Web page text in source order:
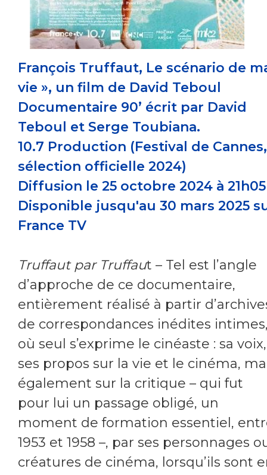
François Truffaut, Le scénario de
vie », un film de David Teboul
Documentaire 90’ écrit par David
Teboul et Serge Toubiana.
10.7 Production (Festival de Cannes,
sélection officielle 2024)
Diffusion le 25 octobre 2024 à 21h05
Disponible jusqu'au 30 mars 2025
France TV
Truffaut par Truffaut – Tel est l’angle
d’approche de ce documentaire,
entièrement réalisé à partir
de correspondances inédites
où seul s’exprime le cinéaste : sa voix,
ses propos sur la vie et le cinéma,
également sur la critique – qui fut
pour lui un passage obligé, un
moment de formation essentiel,
1953 et 1958 –, par ses personnages
créatures de cinéma, lorsqu’ils sont